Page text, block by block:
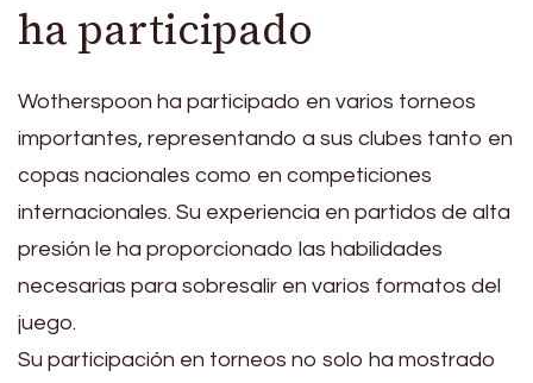
ha participado
Wotherspoon ha participado en varios torneos
importantes, representando a sus clubes tanto en
copas nacionales como en competiciones
internacionales. Su experiencia en partidos de alta
presión le ha proporcionado las habilidades
necesarias para sobresalir en varios formatos del
juego.
Su participación en torneos no solo ha mostrado